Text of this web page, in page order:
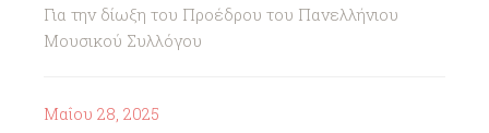
Για την δίωξη του Προέδρου του Πανελλήνιου
Μουσικού Συλλόγου
Μαΐου 28, 2025